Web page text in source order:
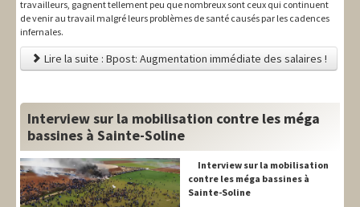
travailleurs, gagnent tellement peu que nombreux sont ceux qui continuent
de venir au travail malgré leurs problèmes de santé causés par les cadences
infernales.
Lire la suite : Bpost: Augmentation immédiate des salaires !
Interview sur la mobilisation contre les méga
bassines à Sainte-Soline
Interview sur la mobilisation
contre les méga bassines à
Sainte-Soline